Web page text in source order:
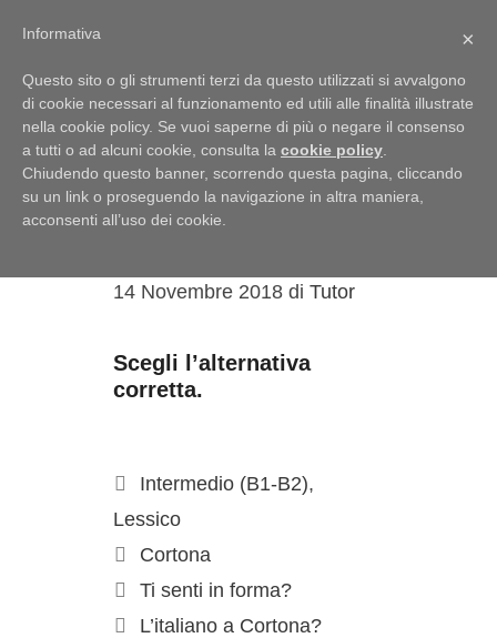
Menu
L’italiano a
Cortona? Attività
14 Novembre 2018 diTutor
Scegli l’alternativa
corretta.
Intermedio (B1-B2),
Lessico
Cortona
Ti senti in forma?
L’italiano a Cortona?
×
Informativa
Questo sito o gli strumenti terzi da questo utilizzati si avvalgono
di cookie necessari al funzionamento ed utili alle finalità illustrate
nella cookie policy. Se vuoi saperne di più o negare il consenso
a tutti o ad alcuni cookie, consulta la cookie policy
Chiudendo questo banner, scorrendo questa pagina, cliccando
su un link o proseguendo la navigazione in altra maniera,
acconsenti all’uso dei cookie.